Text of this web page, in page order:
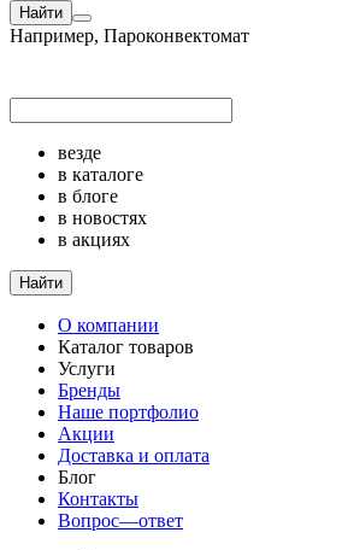
Найти
Например, Пароконвектомат
везде
в каталоге
в блоге
в новостях
в акциях
Найти
О компании
Каталог товаров
Услуги
Бренды
Наше портфолио
Акции
Доставка и оплата
Блог
Контакты
Вопрос—ответ